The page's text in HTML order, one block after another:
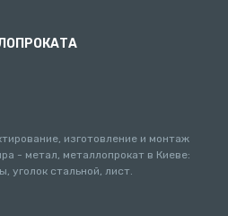
изготовление и монтаж
- метал, металлопрокат в Киеве:
уголок стальной, лист.